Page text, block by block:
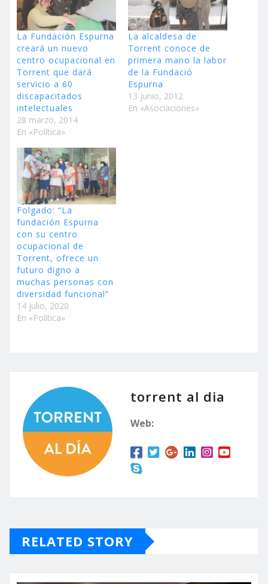
La Fundación Espurna
creará un nuevo
centro ocupacional en
Torrent que dará
servicio a 60
discapacitados
intelectuales
28 marzo, 2014
En «Política»
La alcaldesa de
Torrent conoce de
primera mano la labor
de la Fundació
Espurna
13 junio, 2012
En «Asociaciones»
Folgado: “La
fundación Espurna
con su centro
ocupacional de
Torrent, ofrece un
futuro digno a
muchas personas con
diversidad funcional”
14 julio, 2020
En «Política»
torrent al dia
Web:
RELATED STORY